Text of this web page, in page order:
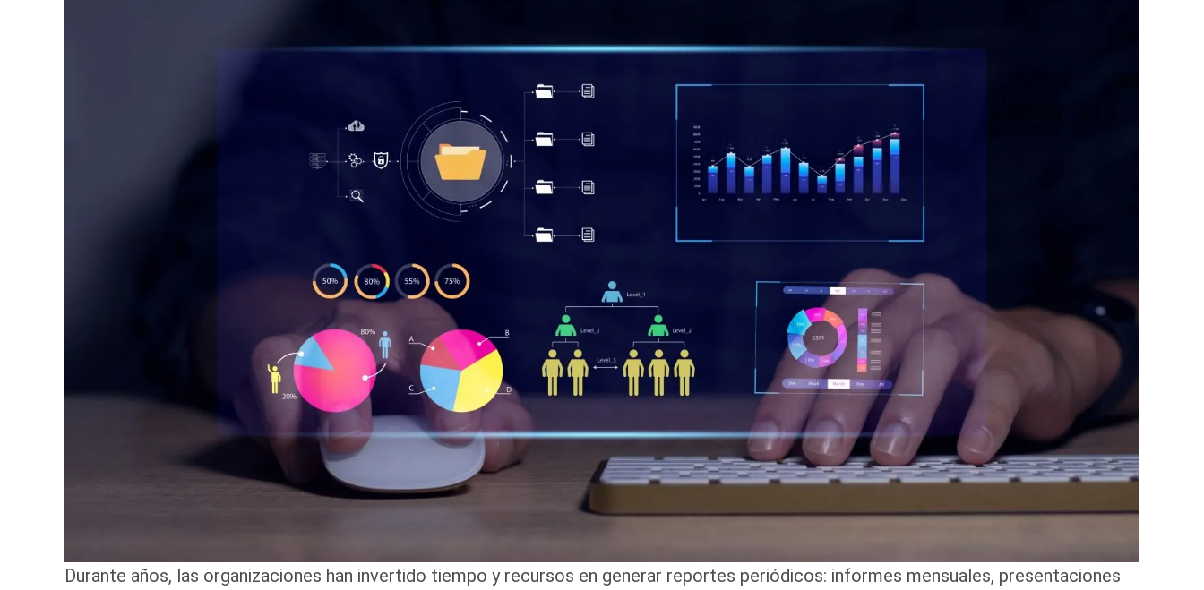
Durante años, las organizaciones han invertido tiempo y recursos en generar reportes periódicos: informes mensuales, presentaciones